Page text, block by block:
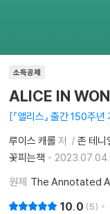
소득공제
ALICE IN
『앨리스』 출간 150주
루이스 캐롤 저 존 테니
꽃피는책
2023.07.04.
원제 The Annotated
10.0 5